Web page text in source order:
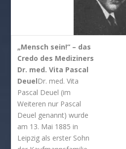
„Mensch sein!“ – das
Credo des Mediziners
Dr. med. Vita Pascal
DeuelDr. med. Vita
Pascal Deuel (im
Weiteren nur Pascal
Deuel genannt) wurde
am 13. Mai 1885 in
Leipzig als erster Sohn